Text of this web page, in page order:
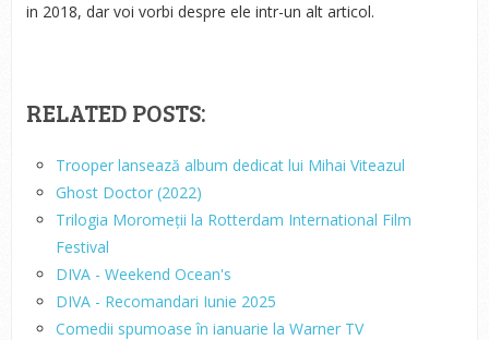
in 2018, dar voi vorbi despre ele intr-un alt articol.
RELATED POSTS:
Trooper lansează album dedicat lui Mihai Viteazul
Ghost Doctor (2022)
Trilogia Moromeții la Rotterdam International Film
Festival
DIVA - Weekend Ocean's
DIVA - Recomandari Iunie 2025
Comedii spumoase în ianuarie la Warner TV